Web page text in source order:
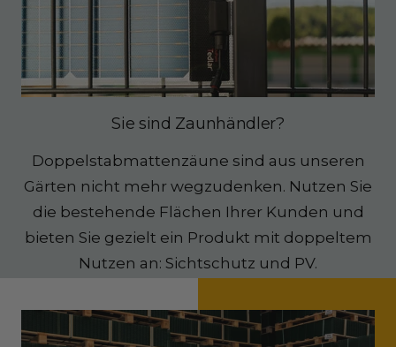
Sie sind Zaunhändler?
Doppelstabmattenzäune sind aus unseren
Gärten nicht mehr wegzudenken. Nutzen Sie
die bestehende Flächen Ihrer Kunden und
bieten Sie gezielt ein Produkt mit doppeltem
Nutzen an: Sichtschutz und PV.